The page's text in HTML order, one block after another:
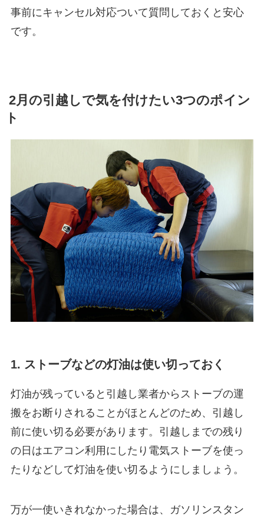
事前にキャンセル対応ついて質問しておくと安心
です。
2月の引越しで気を付けたい3つのポイン
ト
1. ストーブなどの灯油は使い切っておく
灯油が残っていると引越し業者からストーブの運
搬をお断りされることがほとんどのため、引越し
前に使い切る必要があります。引越しまでの残り
の日はエアコン利用にしたり電気ストーブを使っ
たりなどして灯油を使い切るようにしましょう。
万が一使いきれなかった場合は、ガソリンスタン